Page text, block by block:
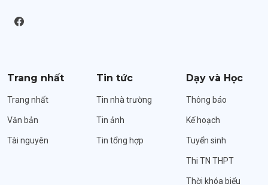
Trang nhất
Trang nhất
Văn bản
Tài nguyên
Tin tức
Tin nhà trường
Tin ảnh
Tin tổng hợp
Dạy và Học
Thông báo
Kế hoạch
Tuyển sinh
Thi TN THPT
Thời khóa biểu